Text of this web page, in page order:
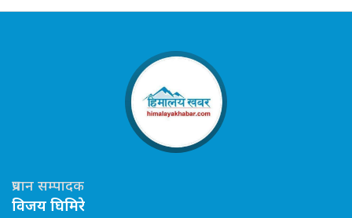
प्रधान सम्पादक
विजय घिमिरे